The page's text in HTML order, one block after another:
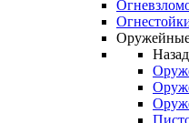
Назад